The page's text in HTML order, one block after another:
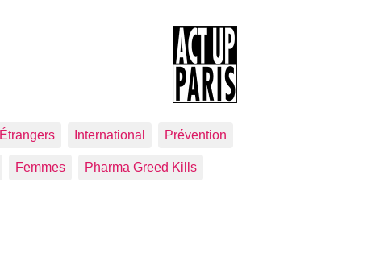
Étrangers International Prévention
Femmes Pharma Greed Kills